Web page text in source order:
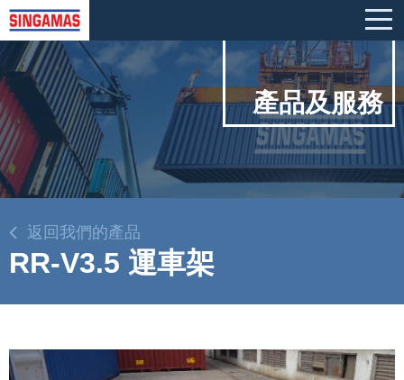
產品及服務
返回我們的產品
RR-V3.5 運車架